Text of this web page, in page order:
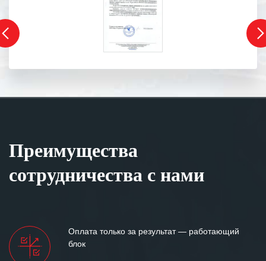
Преимущества
сотрудничества с нами
Оплата только за результат — работающий
блок